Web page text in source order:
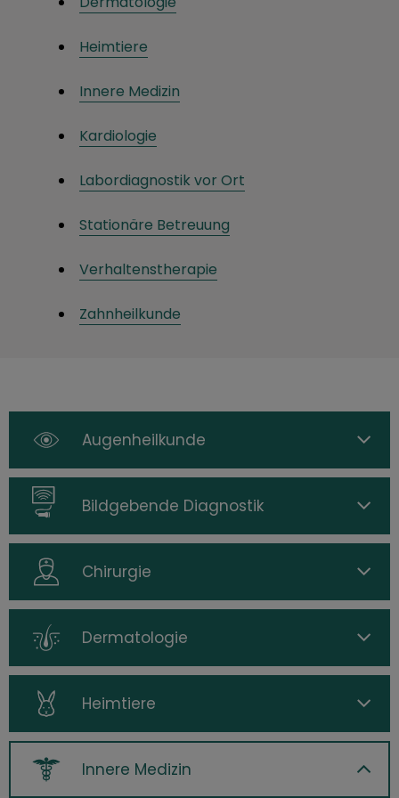
Heimtiere
Innere Medizin
Kardiologie
Labordiagnostik vor Ort
Stationäre Betreuung
Verhaltenstherapie
Zahnheilkunde
Augenheilkunde
Bildgebende Diagnostik
Chirurgie
Dermatologie
Heimtiere
Innere Medizin